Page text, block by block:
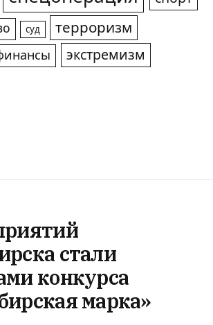
суд терроризм
экстремизм
стали
конкурса
марка»